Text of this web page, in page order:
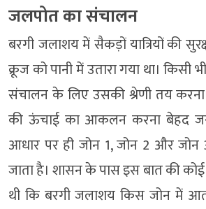
जलपोत का संचालन
बरगी जलाशय में सैकड़ों यात्रियों की
क्रूज को पानी में उतारा गया था। किसी
संचालन के लिए उसकी श्रेणी तय
की ऊंचाई का आकलन करना बेहद
आधार पर ही जोन 1, जोन 2 और जोन
जाता है। शासन के पास इस बात की कोई
थी कि बरगी जलाशय किस जोन में